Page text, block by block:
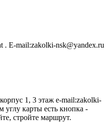
. E-mail:zakolki-nsk@yandex.ru
1, 3 этаж e-mail:zakolki-
карты есть кнопка -
стройте маршрут.